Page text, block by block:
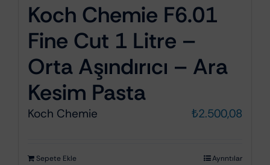
Koch Chemie F6.01
Fine Cut 1 Litre –
Orta Aşındırıcı – Ara
Kesim Pasta
Koch Chemie ₺2.500,08
Sepete Ekle Ayrıntılar